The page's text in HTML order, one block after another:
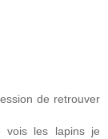
de retrouver
vois les lapins je